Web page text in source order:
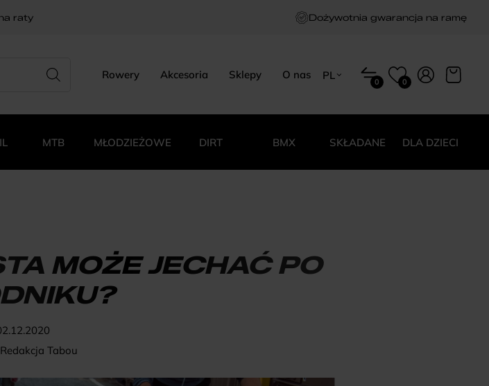
raty Dożywotnia gwarancja na ramę
Rowery Akcesoria Sklepy O nas
PL
0 0
MTB MŁODZIEŻOWE DIRT BMX SKŁADANE DLA DZIECI
MOŻE JECHAĆ PO
Redakcja Tabou